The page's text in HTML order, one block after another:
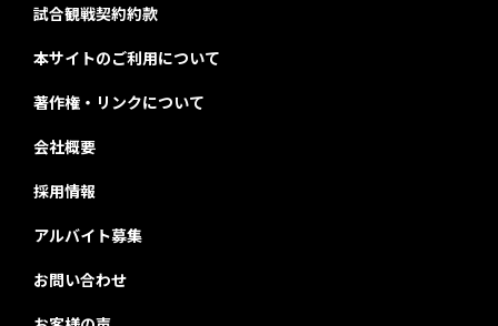
試合観戦契約約款
本サイトのご利用について
著作権・リンクについて
会社概要
採用情報
アルバイト募集
お問い合わせ